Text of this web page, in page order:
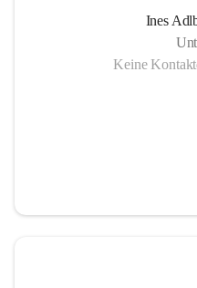
Ines
Keine